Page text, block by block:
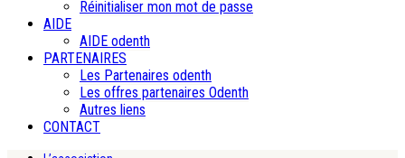
Réinitialiser mon mot de passe
AIDE
AIDE odenth
PARTENAIRES
Les Partenaires odenth
Les offres partenaires Odenth
Autres liens
CONTACT